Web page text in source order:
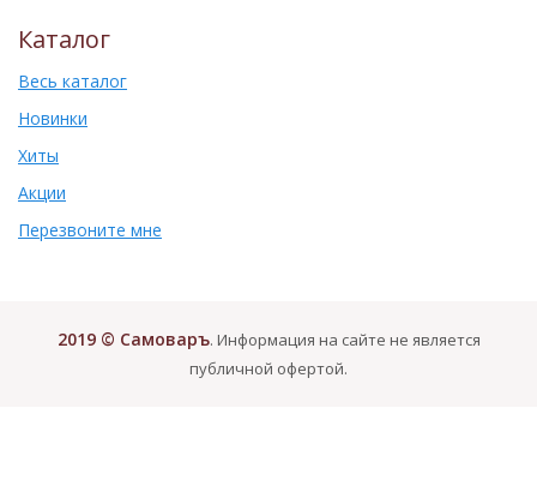
Каталог
Весь каталог
Новинки
Хиты
Акции
Перезвоните мне
2019 © Самоваръ. Информация на сайте не является
публичной офертой.